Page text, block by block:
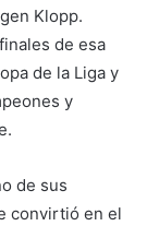
Klopp.
de esa
de la Liga y
y
de sus
convirtió en el